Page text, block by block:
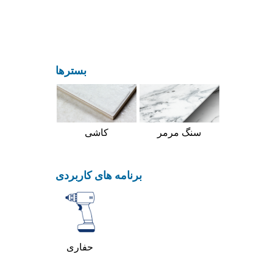
بسترها
کاشی سنگ مرمر
برنامه های کاربردی
حفاری